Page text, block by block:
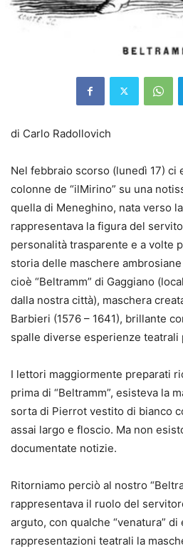
di Carlo Radollovich
Nel febbraio scorso (lunedì 17) ci
colonne de “ilMirino” su una
quella di Meneghino, nata verso
rappresentava la figura del
personalità trasparente e a volte
storia delle maschere
cioè “Beltramm” di Gaggiano
dalla nostra città), maschera
Barbieri (1576 – 1641), brillante
spalle diverse esperienze teatrali
I lettori maggiormente preparati
prima di “Beltramm”, esisteva la
sorta di Pierrot vestito di bianco
assai largo e floscio. Ma non
documentate notizie.
Ritorniamo perciò al nostro
rappresentava il ruolo del
arguto, con qualche “venatura”
rappresentazioni teatrali la